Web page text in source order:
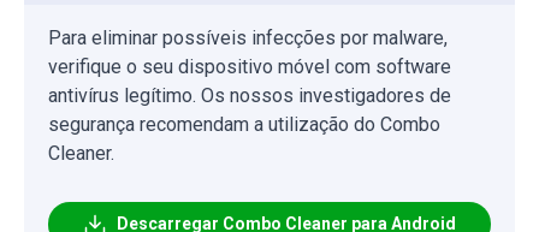
Para eliminar possíveis infecções por malware,
verifique o seu dispositivo móvel com software
antivírus legítimo. Os nossos investigadores de
segurança recomendam a utilização do Combo
Cleaner.
Descarregar Combo Cleaner para Android